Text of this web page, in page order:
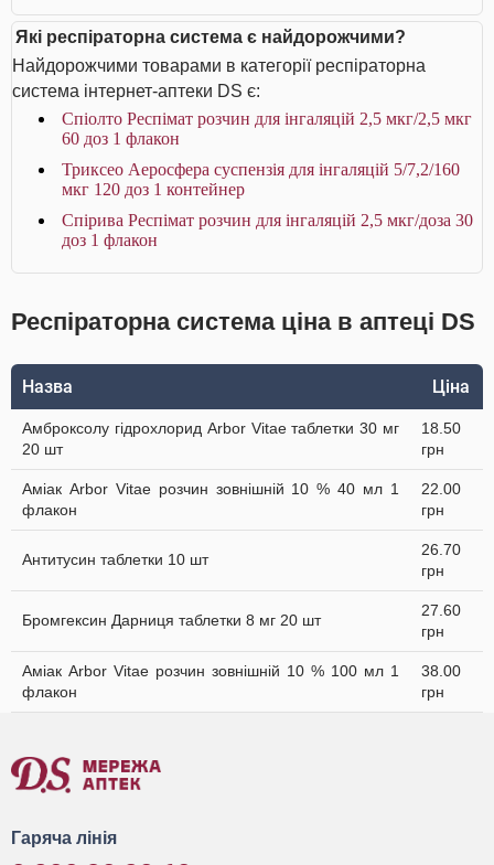
Які респіраторна система є найдорожчими?
Найдорожчими товарами в категорії респіраторна
система інтернет-аптеки DS є:
Спіолто Респімат розчин для інгаляцій 2,5 мкг/2,5 мкг
60 доз 1 флакон
Триксео Аеросфера суспензія для інгаляцій 5/7,2/160
мкг 120 доз 1 контейнер
Спірива Респімат розчин для інгаляцій 2,5 мкг/доза 30
доз 1 флакон
Респіраторна система ціна в аптеці DS
Назва Ціна
Амброксолу гідрохлорид Arbor Vitae таблетки 30 мг
20 шт
18.50
грн
Аміак Arbor Vitae розчин зовнішній 10 % 40 мл 1
флакон
22.00
грн
Антитусин таблетки 10 шт
26.70
грн
Бромгексин Дарниця таблетки 8 мг 20 шт
27.60
грн
Аміак Arbor Vitae розчин зовнішній 10 % 100 мл 1
флакон
38.00
грн
Гаряча лінія